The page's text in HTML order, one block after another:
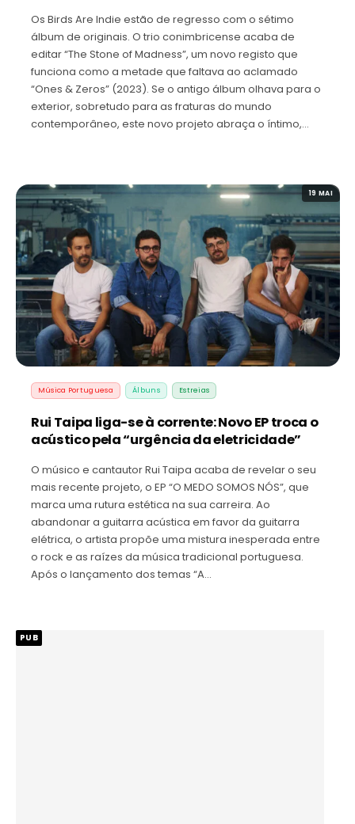
Os Birds Are Indie estão de regresso com o sétimo
álbum de originais. O trio conimbricense acaba de
editar “The Stone of Madness”, um novo registo que
funciona como a metade que faltava ao aclamado
“Ones & Zeros” (2023). Se o antigo álbum olhava para o
exterior, sobretudo para as fraturas do mundo
contemporâneo, este novo projeto abraça o íntimo,…
19 MAI
Música Portuguesa Álbuns Estreias
Rui Taipa liga-se à corrente: Novo EP troca o
acústico pela “urgência da eletricidade”
O músico e cantautor Rui Taipa acaba de revelar o seu
mais recente projeto, o EP “O MEDO SOMOS NÓS”, que
marca uma rutura estética na sua carreira. Ao
abandonar a guitarra acústica em favor da guitarra
elétrica, o artista propõe uma mistura inesperada entre
o rock e as raízes da música tradicional portuguesa.
Após o lançamento dos temas “A…
PUB